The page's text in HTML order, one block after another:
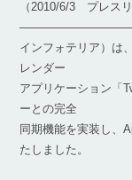
（2010/6/3 プレスリ
インフォテリア）は
レンダー
アプリケーション「
ーとの完全
同期機能を実装し
たしました。